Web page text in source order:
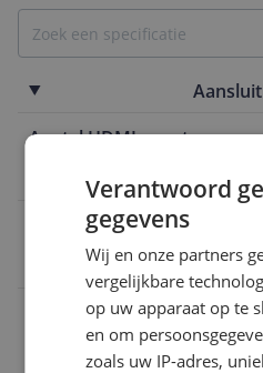
Aantal HDMI poorten
1 poort
0193575007526
Verantwoord
gegevens
Wij en onze partners
vergelijkbare
op uw apparaat op te
en om
zoals uw IP-adres,